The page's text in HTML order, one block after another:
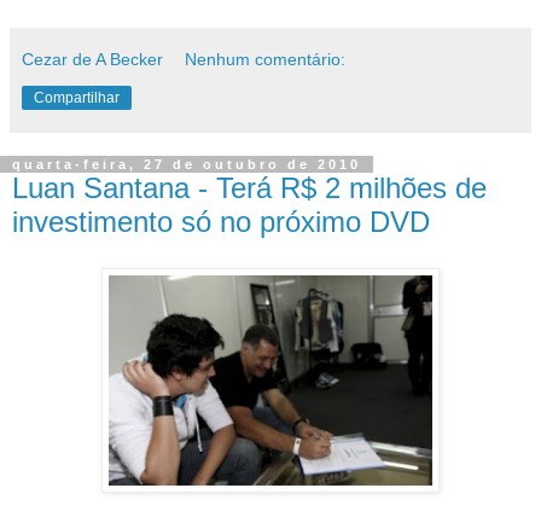
Cezar de A Becker Nenhum comentário:
Compartilhar
quarta-feira, 27 de outubro de 2010
Luan Santana - Terá R$ 2 milhões de
investimento só no próximo DVD